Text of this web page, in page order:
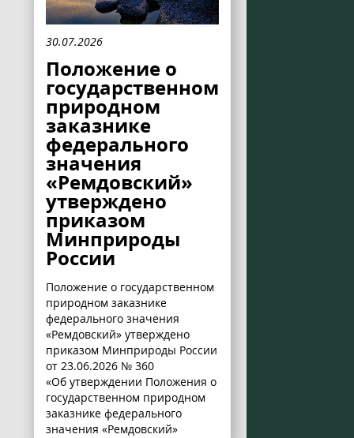
30.07.2026
Положение о
государственном
природном
заказнике
федерального
значения
«Ремдовский»
утверждено
приказом
Минприроды
России
Положение о государственном
природном заказнике
федерального значения
«Ремдовский» утверждено
приказом Минприроды России
от 23.06.2026 № 360
«Об утверждении Положения о
государственном природном
заказнике федерального
значения «Ремдовский»